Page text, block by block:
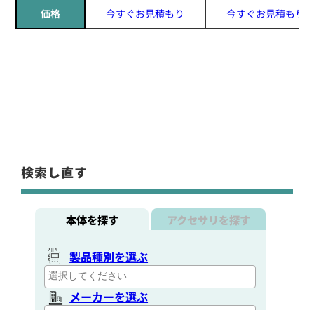
価格 今すぐお見積もり 今すぐお見積もり
検索し直す
本体を探す アクセサリを探す
製品種別を選ぶ
メーカーを選ぶ